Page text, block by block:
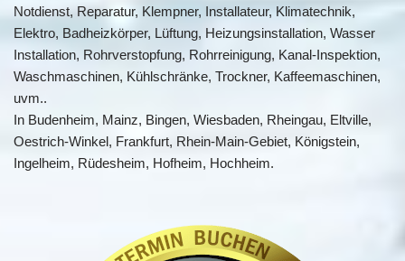
Notdienst, Reparatur, Klempner, Installateur, Klimatechnik,
Elektro, Badheizkörper, Lüftung, Heizungsinstallation, Wasser
Installation, Rohrverstopfung, Rohrreinigung, Kanal-Inspektion,
Waschmaschinen, Kühlschränke, Trockner, Kaffeemaschinen,
uvm..
In Budenheim, Mainz, Bingen, Wiesbaden, Rheingau, Eltville,
Oestrich-Winkel, Frankfurt, Rhein-Main-Gebiet, Königstein,
Ingelheim, Rüdesheim, Hofheim, Hochheim.